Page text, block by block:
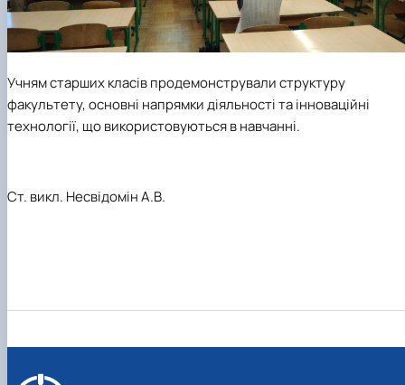
Учням старших класів продемонстрували структуру
факультету, основні напрямки діяльності та інноваційні
технології, що використовуються в навчанні.
Ст. викл. Несвідомін А.В.